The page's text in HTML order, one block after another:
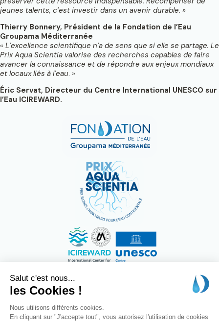
jeunes talents, c’est investir dans un avenir durable. »
Thierry Bonnery, Président de la Fondation de l’Eau
Groupama Méditerranée
« L’excellence scientifique n’a de sens que si elle se partage. Le
Prix Aqua Scientia valorise des recherches capables de faire
avancer la connaissance et de répondre aux enjeux mondiaux
et locaux liés à l’eau. »
Éric Servat, Directeur du Centre International UNESCO sur
l’Eau ICIREWARD.